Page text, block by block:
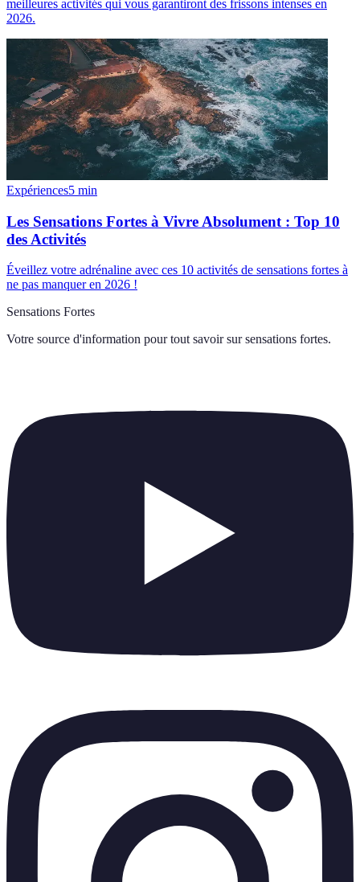
meilleures activités qui vous garantiront des frissons intenses en
2026.
Expériences5 min
Les Sensations Fortes à Vivre Absolument : Top 10
des Activités
Éveillez votre adrénaline avec ces 10 activités de sensations fortes à
ne pas manquer en 2026 !
Sensations Fortes
Votre source d'information pour tout savoir sur sensations fortes.